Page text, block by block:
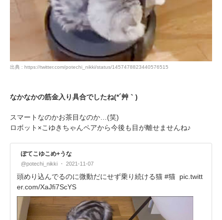
出典 : https://twitter.com/potechi_nikki/status/1457478823440576515
なかなかの筋金入り具合でしたね(*´艸｀)
スマートなのかお茶目なのか…(笑)
ロボット×こゆきちゃんペアから今後も目が離せませんね♪
ぽてこゆこめ+うな
@potechi_nikki 2021-11-07
頭めり込んでるのに微動だにせず乗り続ける猫 #猫 pic.twitt
er.com/XaJfi7ScYS